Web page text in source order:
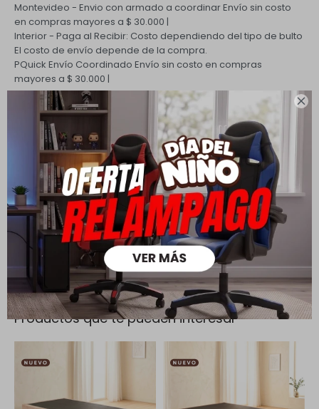

Montevideo - Envio con armado a coordinarEnvío sin costo
en compras mayores a $ 30.000 |
Interior - Paga al Recibir: Costo dependiendo del tipo de bulto
El costo de envío depende de la compra.
PQuick Envío Coordinado Envío sin costo en compras
mayores a $ 30.000 |
Cambios y Devoluciones
Todas las compras realizadas tienen un plazo de 5 días para
su cambio.
Ver mas
Medios de pago
Productos que te pueden interesar